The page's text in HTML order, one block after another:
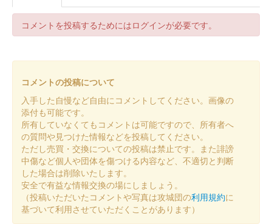
販売終了
販売終了
丸岡城 御城印 令和7年 4・5月限定版
販売終了
丸岡城 御城印 令和7年 4・5月限定版 一筆啓上
販売終了
コメントを投稿するためにはログインが必要です。
コメントの投稿について
入手した自慢など自由にコメントしてください。画像の
添付も可能です。
所有していなくてもコメントは可能ですので、所有者へ
の質問や見つけた情報などを投稿してください。
ただし売買・交換についての投稿は禁止です。また誹謗
中傷など個人や団体を傷つける内容など、不適切と判断
した場合は削除いたします。
安全で有益な情報交換の場にしましょう。
（投稿いただいたコメントや写真は攻城団の利用規約に
基づいて利用させていただくことがあります）